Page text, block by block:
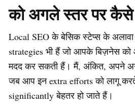
को अगले स्तर पर
Local SEO के बेसिक स्टेप्स के
strategies भी हैं जो आपके बिज़नेस
मदद कर सकती हैं। मैं, अंकित, अपने
जब आप इन extra efforts को लागू
significantly बेहतर हो जाते हैं।